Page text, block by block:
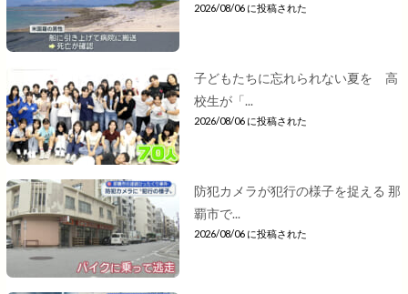
2026/08/06 に投稿された
子どもたちに忘れられない夏を 高
校生が「...
2026/08/06 に投稿された
防犯カメラが犯行の様子を捉える 那
覇市で...
2026/08/06 に投稿された